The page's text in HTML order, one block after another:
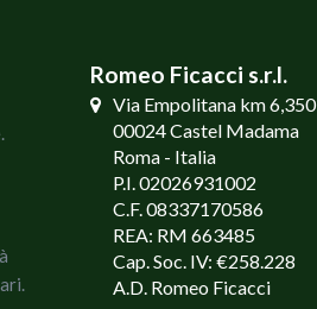
Romeo Ficacci s.r.l.
Via Empolitana km 6,350
00024 Castel Madama
Roma - Italia
P.I. 02026931002
C.F. 08337170586
REA: RM 663485
Cap. Soc. IV: €258.228
A.D. Romeo Ficacci